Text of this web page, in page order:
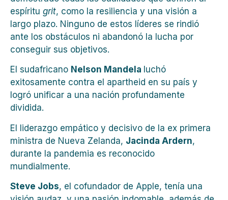
espíritu grit, como la resiliencia y una visión a
largo plazo. Ninguno de estos líderes se rindió
ante los obstáculos ni abandonó la lucha por
conseguir sus objetivos.
El sudafricano Nelson Mandela luchó
exitosamente contra el apartheid en su país y
logró unificar a una nación profundamente
dividida.
El liderazgo empático y decisivo de la ex primera
ministra de Nueva Zelanda, Jacinda Ardern,
durante la pandemia es reconocido
mundialmente.
Steve Jobs, el cofundador de Apple, tenía una